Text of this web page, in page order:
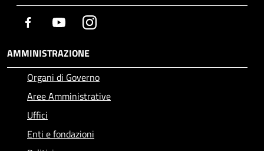
Facebook YoutubeInstagram
AMMINISTRAZIONE
Organi di Governo
Aree Amministrative
Uffici
Enti e fondazioni